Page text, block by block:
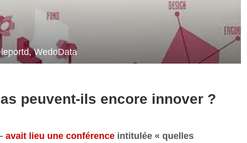
WedoData
peuvent-ils encore innover ?
avait lieu une conférence intitulée « quelles